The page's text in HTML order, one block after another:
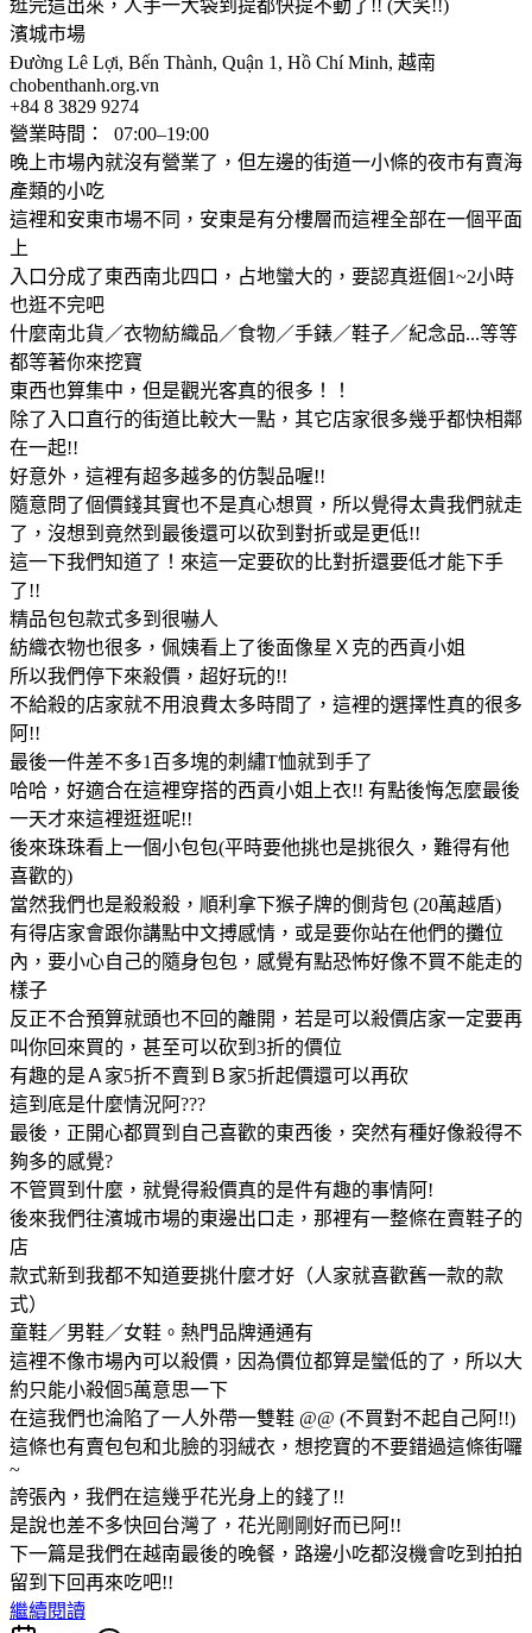
逛完這出來，人手一大袋到提都快提不動了!! (大笑!!)
濱城市場
Đường Lê Lợi, Bến Thành, Quận 1, Hồ Chí Minh, 越南
chobenthanh.org.vn
+84 8 3829 9274
營業時間： 07:00–19:00
晚上市場內就沒有營業了，但左邊的街道一小條的夜市有賣海
產類的小吃
這裡和安東市場不同，安東是有分樓層而這裡全部在一個平面
上
入口分成了東西南北四口，占地蠻大的，要認真逛個1~2小時
也逛不完吧
什麼南北貨／衣物紡織品／食物／手錶／鞋子／紀念品...等等
都等著你來挖寶
東西也算集中，但是觀光客真的很多！！
除了入口直行的街道比較大一點，其它店家很多幾乎都快相鄰
在一起!!
好意外，這裡有超多越多的仿製品喔!!
隨意問了個價錢其實也不是真心想買，所以覺得太貴我們就走
了，沒想到竟然到最後還可以砍到對折或是更低!!
這一下我們知道了！來這一定要砍的比對折還要低才能下手
了!!
精品包包款式多到很嚇人
紡織衣物也很多，佩姨看上了後面像星Ｘ克的西貢小姐
所以我們停下來殺價，超好玩的!!
不給殺的店家就不用浪費太多時間了，這裡的選擇性真的很多
阿!!
最後一件差不多1百多塊的刺繡T恤就到手了
哈哈，好適合在這裡穿搭的西貢小姐上衣!! 有點後悔怎麼最後
一天才來這裡逛逛呢!!
後來珠珠看上一個小包包(平時要他挑也是挑很久，難得有他
喜歡的)
當然我們也是殺殺殺，順利拿下猴子牌的側背包 (20萬越盾)
有得店家會跟你講點中文搏感情，或是要你站在他們的攤位
內，要小心自己的隨身包包，感覺有點恐怖好像不買不能走的
樣子
反正不合預算就頭也不回的離開，若是可以殺價店家一定要再
叫你回來買的，甚至可以砍到3折的價位
有趣的是Ａ家5折不賣到Ｂ家5折起價還可以再砍
這到底是什麼情況阿???
最後，正開心都買到自己喜歡的東西後，突然有種好像殺得不
夠多的感覺?
不管買到什麼，就覺得殺價真的是件有趣的事情阿!
後來我們往濱城市場的東邊出口走，那裡有一整條在賣鞋子的
店
款式新到我都不知道要挑什麼才好（人家就喜歡舊一款的款
式）
童鞋／男鞋／女鞋。熱門品牌通通有
這裡不像市場內可以殺價，因為價位都算是蠻低的了，所以大
約只能小殺個5萬意思一下
在這我們也淪陷了一人外帶一雙鞋 @@ (不買對不起自己阿!!)
這條也有賣包包和北臉的羽絨衣，想挖寶的不要錯過這條街囉
~
誇張內，我們在這幾乎花光身上的錢了!!
是說也差不多快回台灣了，花光剛剛好而已阿!!
下一篇是我們在越南最後的晚餐，路邊小吃都沒機會吃到拍拍
留到下回再來吃吧!!
繼續閱讀